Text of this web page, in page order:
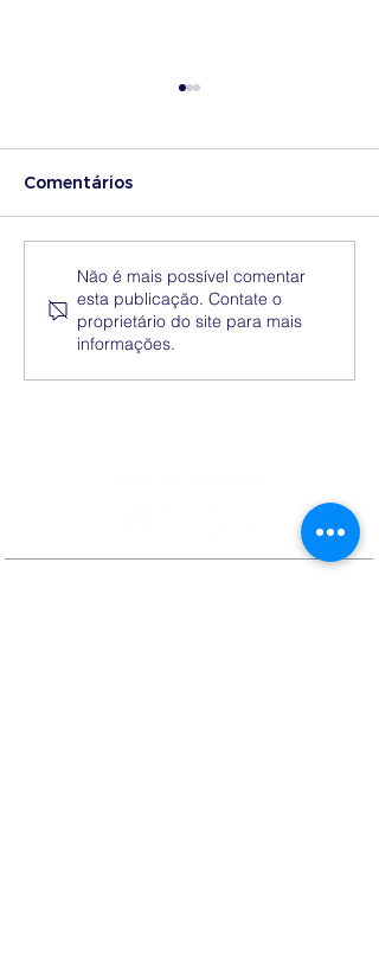
Medidas excecionais
de ação social no
Ensino Superior |
Ucrânia
Comentários
Não é mais possível comentar
esta publicação. Contate o
proprietário do site para mais
informações.